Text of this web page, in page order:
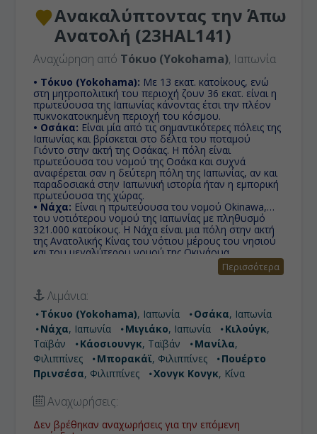
Ανακαλύπτοντας την Άπω
Ανατολή (23HAL141)
Αναχώρηση από Τόκυο (Yokohama), Ιαπωνία
• Τόκυο (Yokohama): Mε 13 εκατ. κατοίκους, ενώ
στη μητροπολιτική του περιοχή ζουν 36 εκατ. είναι η
πρωτεύουσα της Ιαπωνίας κάνοντας έτσι την πλέον
πυκνοκατοικημένη περιοχή του κόσμου.
• Οσάκα: Eίναι μία από τις σημαντικότερες πόλεις της
Ιαπωνίας και βρίσκεται στο δέλτα του ποταμού
Γιόντο στην ακτή της Οσάκας. Η πόλη είναι
πρωτεύουσα του νομού της Οσάκα και συχνά
αναφέρεται σαν η δεύτερη πόλη της Ιαπωνίας, αν και
παραδοσιακά στην Ιαπωνική ιστορία ήταν η εμπορική
πρωτεύουσα της χώρας.
• Νάχα: Είναι η πρωτεύουσα του νομού Okinawa,
του νοτιότερου νομού της Ιαπωνίας με πληθυσμό
321.000 κατοίκους. Η Νάχα είναι μια πόλη στην ακτή
της Ανατολικής Κίνας του νότιου μέρους του νησιού
και του μεγαλύτερου νομού της Οκινάουα.
Είναι το μεγαλύτερο από τα νησιά της
Ιαπωνίας. Το Μιγιάκο διαθέτει κοραλλιογενείς
υφάλους, καταπράσινα νερά και ανεπανάληπτα
ηλιοβασιλέματα.
• Κιλούγκ:Θεωρείται ώς 'παγκόσμια πόλη' και είναι
το πολιτικό, οικονομικό, εκπαιδευτικό, και
πολιτιστικό κέντρο της Ταϊβάν΄.
• Κάοσιουνγκ:H Πόλη του Καοσιούνγκ, είναι ένας
από τους πέντε ειδικούς δήμους της Ταϊβάν και είναι
ο μεγαλύτερος δήμος με έκταση 2.947,62 τετραγωνικά
χιλιόμετρα και δεύτερος πολυπληθέστερος όσον
• Μανίλα:Είναι η πρωτεύουσα των Φιλιππινών με
πληθυσμό 11.553.427 κάτοικοι. Βρίσκεται στο νησί
Λουζόν, στα βόρεια του νησιωτικού συμπλέγματος
Περισσότερα
Λιμάνια:
Τόκυο (Yokohama), Ιαπωνία Οσάκα, Ιαπωνία
Νάχα, Ιαπωνία Μιγιάκο, Ιαπωνία Κιλούγκ,
Ταϊβάν
Κάοσιουνγκ, Ταϊβάν Μανίλα,
Φιλιππίνες
Μπορακάϊ, Φιλιππίνες
Πουέρτο
Πρινσέσα, Φιλιππίνες Χονγκ Κονγκ, Κίνα
Αναχωρήσεις:
Δεν βρέθηκαν αναχωρήσεις για την επόμενη